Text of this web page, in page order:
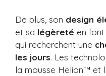
De plus, son design
et sa légèreté en
qui recherchent une
les jours. Les
la mousse Helion™ et